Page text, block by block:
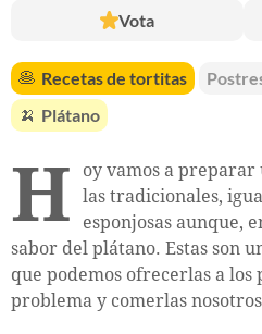
Vota
🥞 Recetas de tortitas
🍌 Plátano
H oy vamos a preparar
las tradicionales,
esponjosas aunque,
sabor del plátano. Estas son
que podemos ofrecerlas a los
problema y comerlas